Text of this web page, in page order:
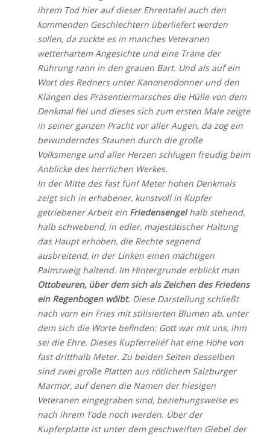
ihrem Tod hier auf dieser Ehrentafel auch den
kommenden Geschlechtern überliefert werden
sollen, da zuckte es in manches Veteranen
wetterhartem Angesichte und eine Träne der
Rührung rann in den grauen Bart. Und als auf ein
Wort des Redners unter Kanonendonner und den
Klängen des Präsentiermarsches die Hülle von dem
Denkmal fiel und dieses sich zum ersten Male zeigte
in seiner ganzen Pracht vor aller Augen, da zog ein
bewunderndes Staunen durch die große
Volksmenge und aller Herzen schlugen freudig beim
Anblicke des herrlichen Werkes.
In der Mitte des fast fünf Meter hohen Denkmals
zeigt sich in erhabener, kunstvoll in Kupfer
getriebener Arbeit ein Friedensengelhalb stehend,
halb schwebend, in edler, majestätischer Haltung
das Haupt erhoben, die Rechte segnend
ausbreitend, in der Linken einen mächtigen
Palmzweig haltend. Im Hintergrunde erblickt man
Ottobeuren, über dem sich als Zeichen des Friedens
ein Regenbogen wölbt. Diese Darstellung schließt
nach vorn ein Fries mit stilisierten Blumen ab, unter
dem sich die Worte befinden: Gott war mit uns, ihm
sei die Ehre. Dieses Kupferreliéf hat eine Höhe von
fast dritthalb Meter. Zu beiden Seiten desselben
sind zwei große Platten aus rötlichem Salzburger
Marmor, auf denen die Namen der hiesigen
Veteranen eingegraben sind, beziehungsweise es
nach ihrem Tode noch werden. Über der
Kupferplatte ist unter dem geschweiften Giebel der